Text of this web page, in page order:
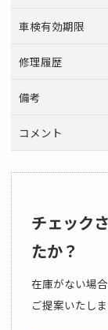
車検有効期限
修理履歴
備考
コメント
チェック
たか？
在庫がない場
ご提案いたし